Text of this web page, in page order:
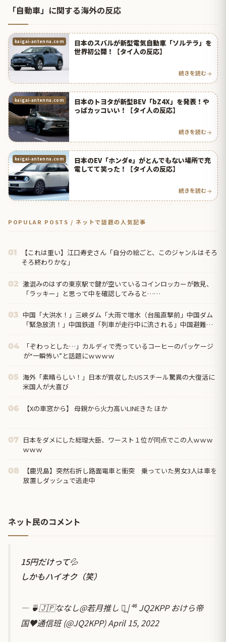
「自動車」に関する海外の反応
kaigai-antenna.com
日本のスバルが新型電気自動車「ソルテラ」を
世界初公開！【タイ人の反応】
続きを読む
kaigai-antenna.com
日本のトヨタが新型BEV「bZ4X」を発表！や
っぱカッコいい！【タイ人の反応】
続きを読む
kaigai-antenna.com
日本のEV「ホンダe」がとんでもない場所で充
電してて笑った！【タイ人の反応】
続きを読む
POPULAR POSTS / ネットで話題の人気記事
01
【これは重い】江口寿史さん「自分の絵ごと、このジャンルはそろ
そろ終わりかな」
02 激混みのはずの東京駅で鍵が空いているコインロッカーが散見、
「ラッキー」と思って中を確認してみると……
03 中国「大洪水！」三峡ダム「大雨で増水（台風直撃前」中国ダム
「緊急放流！」中国鉄道「列車が走行中に流される」中国避難所
04
「ぞわっとした…」カルディで売っているコーヒーのパッケージ
が“一瞬怖い”と話題にｗｗｗｗ
05 海外「素晴らしい！」日本が買収したUSスチール驚異の大復活に
米国人が大喜び
06 【Xの車窓から】 母親から火力高いLINEきた ほか
07 日本をダメにした総理大臣、ワースト１位が同点でこの人ｗｗｗ
ｗｗｗ
08
【鹿児島】突然右折し路面電車と衝突 乗っていた男女3人は車を
放置しダッシュで逃走中
ネット民のコメント
15円だけって💦
しかもハイオク（笑）
— 🍵🇯🇵ななし@若月推し ◢͟￨⁴⁶ JQ2KPP おけら帝
国♥通信班 (@JQ2KPP)April 15, 2022